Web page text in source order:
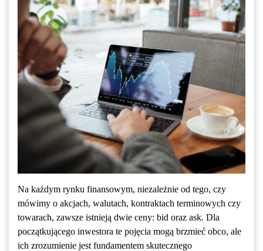
Na każdym rynku finansowym, niezależnie od tego, czy
mówimy o akcjach, walutach, kontraktach terminowych czy
towarach, zawsze istnieją dwie ceny: bid oraz ask. Dla
początkującego inwestora te pojęcia mogą brzmieć obco, ale
ich zrozumienie jest fundamentem skutecznego